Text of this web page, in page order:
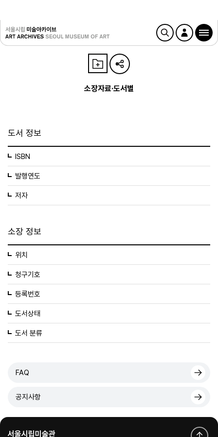
소장자료·도서별
도서 정보
ISBN
발행연도
저자
소장 정보
위치
청구기호
등록번호
도서상태
도서 분류
FAQ
공지사항